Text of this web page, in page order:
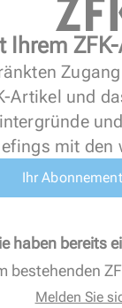
Ihrem
Artikel und
mit den
Ihr
haben bereits
bestehenden
Melden Sie